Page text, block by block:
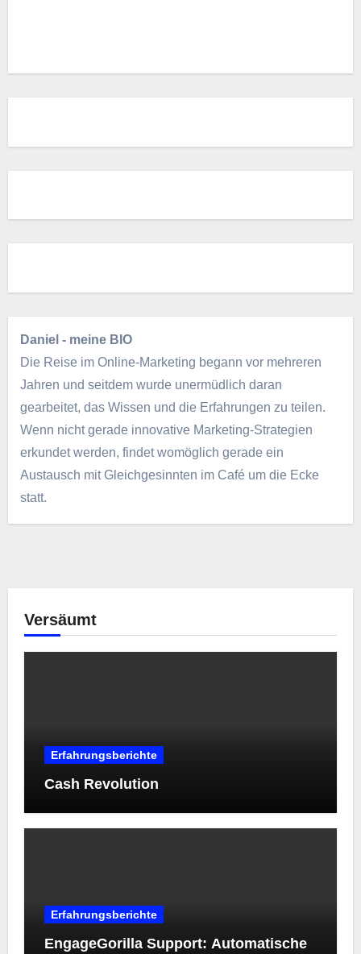
Daniel - meine BIO
Die Reise im Online-Marketing begann vor mehreren
Jahren und seitdem wurde unermüdlich daran
gearbeitet, das Wissen und die Erfahrungen zu teilen.
Wenn nicht gerade innovative Marketing-Strategien
erkundet werden, findet womöglich gerade ein
Austausch mit Gleichgesinnten im Café um die Ecke
statt.
Versäumt
Erfahrungsberichte
Cash Revolution
Erfahrungsberichte
EngageGorilla Support: Automatische